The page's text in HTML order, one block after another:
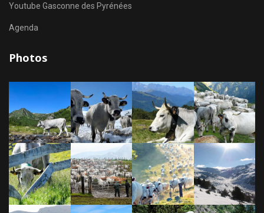
Youtube Gasconne des Pyrénées
Agenda
Photos